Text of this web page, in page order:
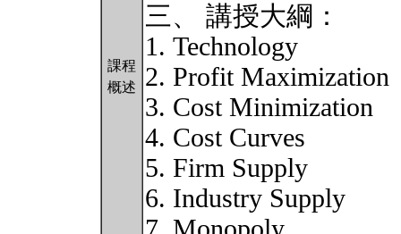
課程
概述
三、 講授大綱：
1. Technology
2. Profit Maximization
3. Cost Minimization
4. Cost Curves
5. Firm Supply
6. Industry Supply